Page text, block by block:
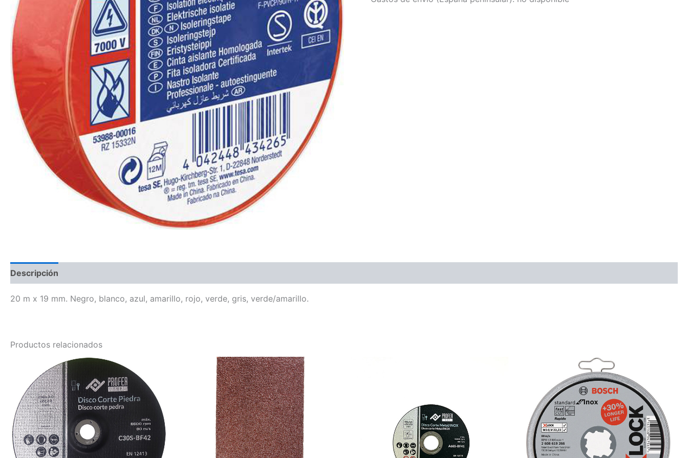
Descripción
20 m x 19 mm. Negro, blanco, azul, amarillo, rojo, verde, gris, verde/amarillo.
Productos relacionados